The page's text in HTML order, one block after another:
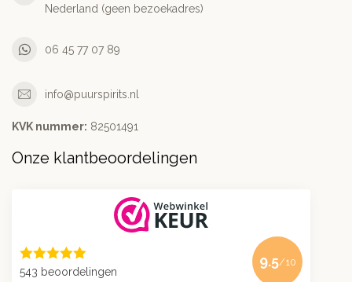
Nederland (geen bezoekadres)
06 45 77 07 89
info@puurspirits.nl
KVK nummer: 82501491
Onze klantbeoordelingen
543 beoordelingen
9.5/10